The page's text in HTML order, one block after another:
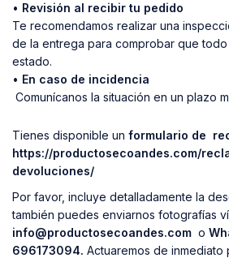
• Revisión al recibir tu pedido
Te recomendamos realizar una
de la entrega para comprobar que
estado.
• En caso de incidencia
Comunícanos la situación en un plazo
Tienes disponible un formulario de
https://productosecoandes.com/
devoluciones/
Por favor, incluye detalladamente la
también puedes enviarnos fotografías
info@productosecoandes.com o
696173094. Actuaremos de